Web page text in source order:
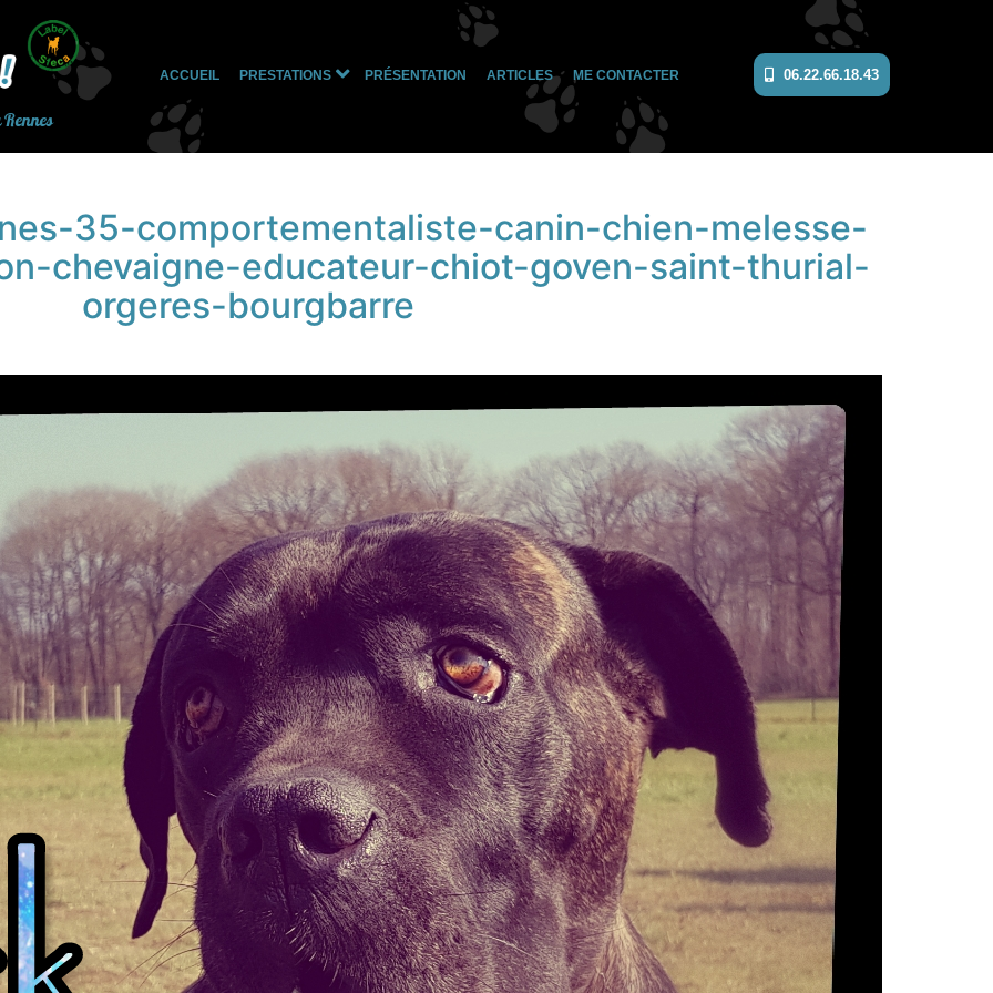
ACCUEIL PRESTATIONS
Ouvrir
menu
PRÉSENTATION ARTICLES ME CONTACTER 06.22.66.18.43
35-comportementaliste-canin-chien-melesse-
chevaigne-educateur-chiot-goven-saint-thurial-
orgeres-bourgbarre